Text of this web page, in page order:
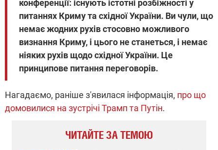
конференції: існують істотні розбіжності у
питаннях Криму та східної України. Ви чули, що
немає жодних рухів стосовно можливого
визнання Криму, і цього не станеться, і немає
ніяких рухів щодо східної України. Це
принципове питання переговорів.
Нагадаємо, раніше з'явилася інформація, про що
домовилися на зустрічі Трамп та Путін.
ЧИТАЙТЕ ЗА ТЕМОЮ